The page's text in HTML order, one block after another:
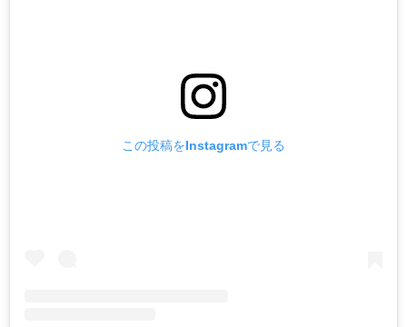
この投稿をInstagramで見る